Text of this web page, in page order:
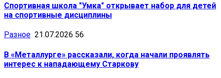
Спортивная школа "Умка" открывает набор для детей
на спортивные дисциплины
Разное 21.07.2026 56
В «Металлурге» рассказали, когда начали проявлять
интерес к нападающему Старкову